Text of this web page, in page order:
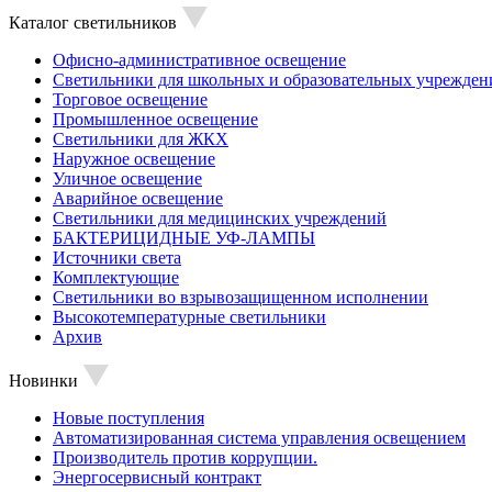
Каталог светильников
Офисно-административное освещение
Светильники для школьных и образовательных
Торговое освещение
Промышленное освещение
Светильники для ЖКХ
Наружное освещение
Уличное освещение
Аварийное освещение
Светильники для медицинских учреждений
БАКТЕРИЦИДНЫЕ УФ-ЛАМПЫ
Источники света
Комплектующие
Светильники во взрывозащищенном исполнении
Высокотемпературные светильники
Архив
Новинки
Новые поступления
Автоматизированная система управления освещением
Производитель против коррупции.
Энергосервисный контракт